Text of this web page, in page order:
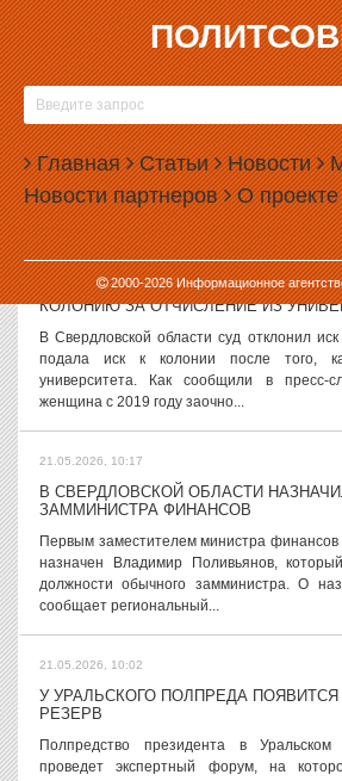
Главная Статьи Новости
Новости партнеров О проекте
2000-2026Информационное
21.05.2026, 12:53
ЕЩЕ ОДИН ДЕПУТАТ ГОСДУМЫ
Депутат Государственной думы, экс-
области Сергей Морозов снял
предварительного голосования
третьим действующим депутатом,...
21.05.2026, 11:21
НА УРАЛЕ ЗАКЛЮЧЕННАЯ
КОЛОНИЮ ЗА ОТЧИСЛЕНИЕ ИЗ
В Свердловской области суд отклонил
подала иск к колонии после того,
университета. Как сообщили в пресс-
женщина с 2019 году заочно...
21.05.2026, 10:17
В СВЕРДЛОВСКОЙ ОБЛАСТИ
ЗАММИНИСТРА ФИНАНСОВ
Первым заместителем министра финансов
назначен Владимир Поливьянов,
должности обычного замминистра. О
сообщает региональный...
21.05.2026, 10:02
У УРАЛЬСКОГО ПОЛПРЕДА
РЕЗЕРВ
Полпредство президента в Уральском
проведет экспертный форум, на